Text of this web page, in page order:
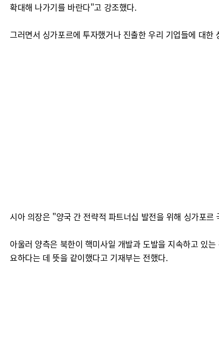
확대해 나가기를 바란다"고 강조했다.
그러면서 싱가포르에 투자했거나 진출한 우리 기업들에 대
시아 의장은 "양국 간 전략적 파트너십 발전을 위해 싱가포
아울러 양측은 북한이 핵미사일 개발과 도발을 지속하고 있
요하다는 데 뜻을 같이했다고 기재부는 전했다.